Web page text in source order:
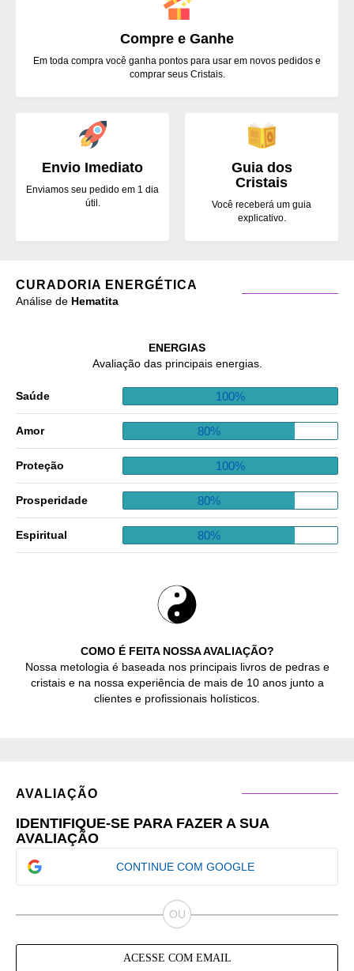
Envio Imediato
Enviamos seu pedido em 1 dia
útil.
Compre e Ganhe
Em toda compra você ganha pontos para usar em novos pedidos e
comprar seus Cristais.
Guia dos
Cristais
Você receberá um guia
explicativo.
CURADORIA ENERGÉTICA
Análise de Hematita
COMO É FEITA NOSSA AVALIAÇÃO?
Nossa metologia é baseada nos principais livros de pedras e
cristais e na nossa experiência de mais de 10 anos junto a
clientes e profissionais holísticos.
ENERGIAS
Avaliação das principais energias.
Saúde 100%
Amor 80%
Proteção 100%
Prosperidade 80%
Espiritual 80%
AVALIAÇÃO
IDENTIFIQUE-SE PARA FAZER A SUA
AVALIAÇÃO
CONTINUE COM GOOGLE
ACESSE COM EMAIL